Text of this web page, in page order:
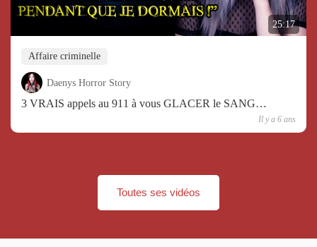
25:17
Affaire criminelle
Daenys Horror Story
3 VRAIS appels au 911 à vous GLACER le SANG…
Il y a 6 ans
Toutes ses vidéos